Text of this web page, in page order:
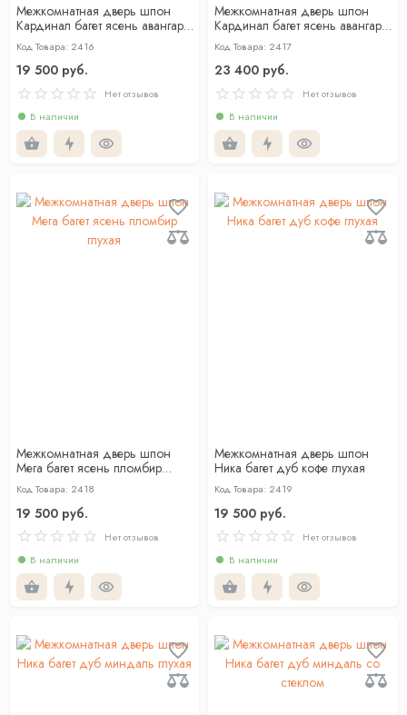
Межкомнатная дверь шпон
Кардинал багет ясень авангард
глухая
Код Товара: 2416
19 500 руб.
Нет отзывов
В наличии
Межкомнатная дверь шпон
Кардинал багет ясень авангард
со стеклом
Код Товара: 2417
23 400 руб.
Нет отзывов
В наличии
Межкомнатная дверь шпон
Мега багет ясень пломбир
глухая
Код Товара: 2418
19 500 руб.
Нет отзывов
В наличии
Межкомнатная дверь шпон
Ника багет дуб кофе глухая
Код Товара: 2419
19 500 руб.
Нет отзывов
В наличии